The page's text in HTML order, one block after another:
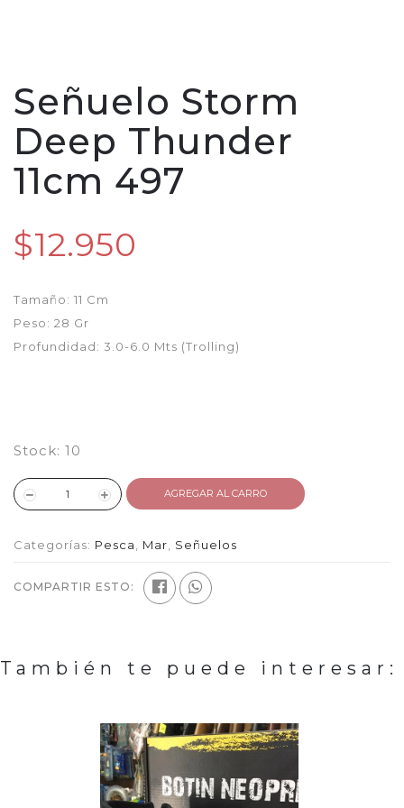
Señuelo Storm
Deep Thunder
11cm 497
$12.950
Tamaño: 11 Cm
Peso: 28 Gr
Profundidad: 3.0-6.0 Mts (Trolling)
Stock: 10
AGREGAR AL CARRO
Categorías: Pesca Mar Señuelos
COMPARTIR ESTO:
También te puede interesar: